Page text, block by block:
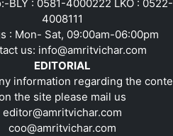
BLY : 0581-4000222 LKO : 0522-
4008111
: Mon- Sat, 09:00am-06:00pm
us: info@amritvichar.com
EDITORIAL
information regarding the
the site please mail us
editor@amritvichar.com
coo@amritvichar.com